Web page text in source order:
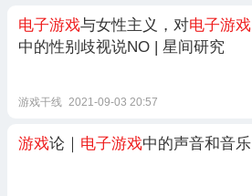
电子游戏与女性主义，对电子游戏
中的性别歧视说NO | 星间研究
游戏干线 2021-09-03 20:57
游戏论｜ 电子游戏中的声音和音乐